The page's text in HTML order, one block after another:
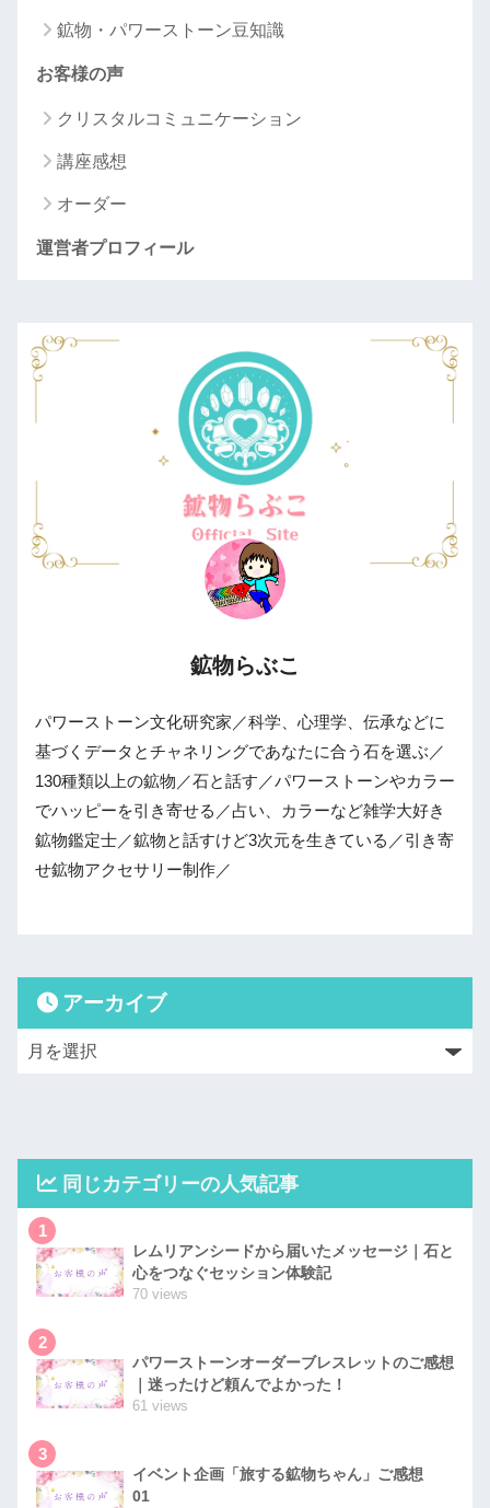
鉱物・パワーストーン豆知識
お客様の声
クリスタルコミュニケーション
講座感想
オーダー
運営者プロフィール
鉱物らぶこ
パワーストーン文化研究家／科学、心理学、伝承などに
基づくデータとチャネリングであなたに合う石を選ぶ／
130種類以上の鉱物／石と話す／パワーストーンやカラー
でハッピーを引き寄せる／占い、カラーなど雑学大好き
鉱物鑑定士／鉱物と話すけど3次元を生きている／引き寄
せ鉱物アクセサリー制作／
アーカイブ
同じカテゴリーの人気記事
1
レムリアンシードから届いたメッセージ｜石と
心をつなぐセッション体験記
70 views
2
パワーストーンオーダーブレスレットのご感想
｜迷ったけど頼んでよかった！
61 views
3
イベント企画「旅する鉱物ちゃん」ご感想
01